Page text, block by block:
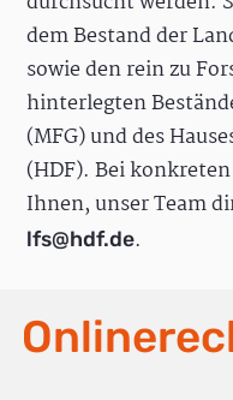
dem Bestand der
sowie den rein zu
hinterlegten
(MFG) und des
(HDF). Bei
Ihnen, unser Team
lfs@hdf.de.